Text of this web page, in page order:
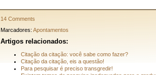
14 Comments
Marcadores: Apontamentos
Artigos relacionados:
Citação da citação: você sabe como fazer?
Citação da citação, eis a questão!
Para pesquisar é preciso transgredir!